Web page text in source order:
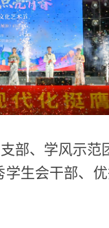
部、学风示范
生会干部、优